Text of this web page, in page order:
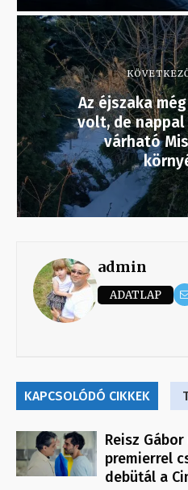
Az éjszaka
volt, de nappal
várható
admin
ADATLAP
KAPCSOLÓDÓ CIKKEK
Reisz
premierrel
debütál a